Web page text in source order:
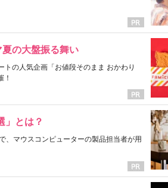
の大盤振る舞い
の人気企画「お値段そのまま おかわり
！
」とは？
、マウスコンピューターの製品担当者が用